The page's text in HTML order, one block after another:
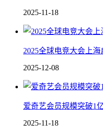
2025-11-18
2025全球电竞大会上
2025-12-08
爱奇艺会员规模突破1
2025-11-18